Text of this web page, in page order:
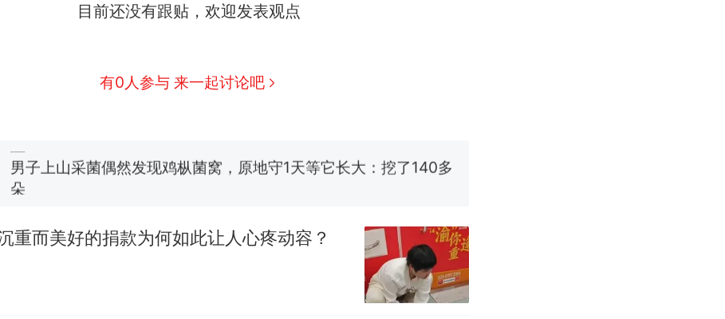
目前还没有跟贴，欢迎发表观点
有0人参与 来一起讨论吧
制裁瓜子饺子，美国怕什么？
男子上山采菌偶然发现鸡枞菌窝，原地守1天等它长大：挖了140多
朵
美国渔民钓获鲨鱼徒手将其拽回大海 目击者直呼震惊 （视频来源：
重而美好的捐款为何如此让人心疼动容？